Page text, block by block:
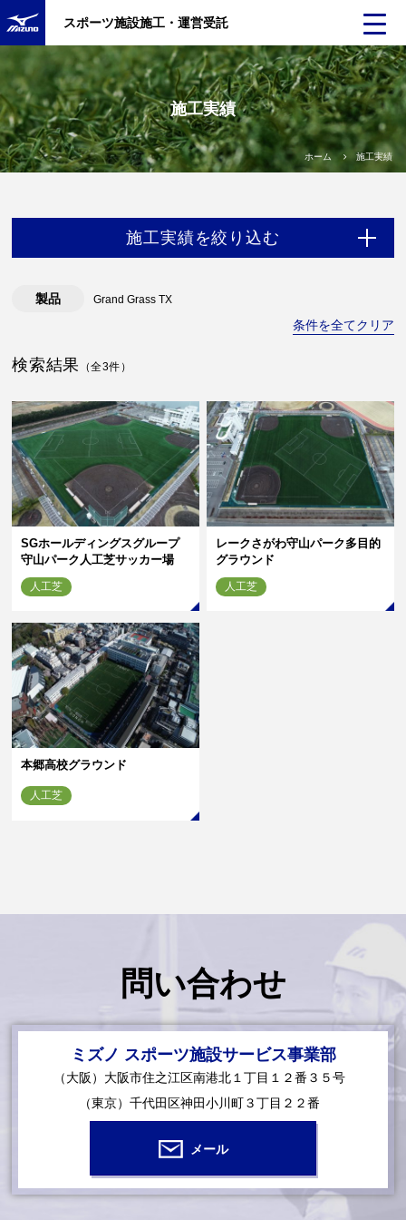
スポーツ施設施工・運営受託
施工実績
ホーム 施工実績
施工実績を絞り込む
製品 Grand Grass TX
条件を全てクリア
検索結果 （全3件）
SGホールディングスグループ
守山パーク人工芝サッカー場
人工芝
レークさがわ守山パーク多目的
グラウンド
人工芝
本郷高校グラウンド
人工芝
問い合わせ
ミズノ スポーツ施設サービス事業部
（大阪）大阪市住之江区南港北１丁目１２番３５号
（東京）千代田区神田小川町３丁目２２番
メール